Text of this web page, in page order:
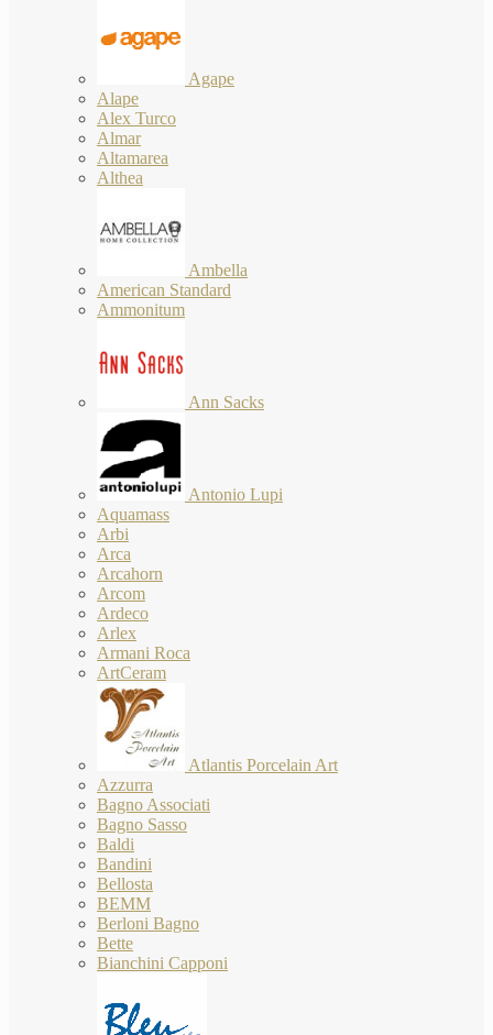
Agape
Alape
Alex Turco
Almar
Altamarea
Althea
Ambella
American Standard
Ammonitum
Ann Sacks
Antonio Lupi
Aquamass
Arbi
Arca
Arcahorn
Arcom
Ardeco
Arlex
Armani Roca
ArtCeram
Atlantis Porcelain Art
Azzurra
Bagno Associati
Bagno Sasso
Baldi
Bandini
Bellosta
BEMM
Berloni Bagno
Bette
Bianchini Capponi